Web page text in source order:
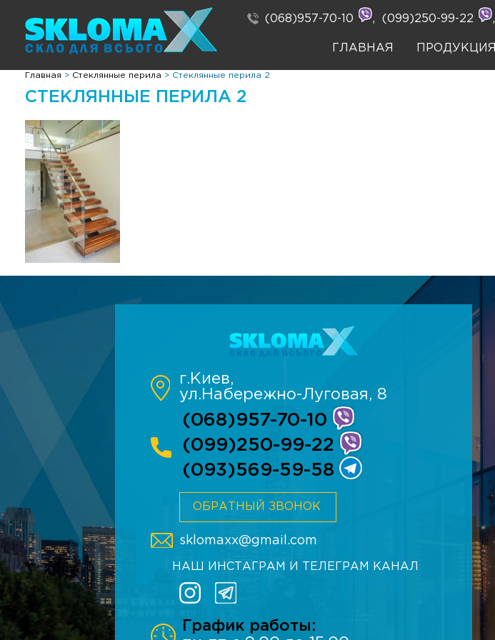
(068)957-70-10 , (099)250-99-22 ,
ГЛАВНАЯ ПРОДУКЦИЯ
Главная > Стеклянные перила > Стеклянные перила 2
СТЕКЛЯННЫЕ ПЕРИЛА 2
г.Киев,
ул.Набережно-Луговая, 8
(068)957-70-10
(099)250-99-22
(093)569-59-58
ОБРАТНЫЙ ЗВОНОК
sklomaxx@gmail.com
НАШ ИНСТАГРАМ И ТЕЛЕГРАМ КАНАЛ
График работы: